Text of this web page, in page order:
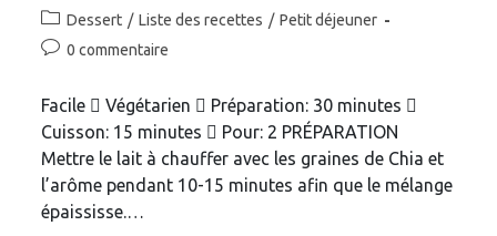
de
publication :
publiée :
Post
category:
Dessert / Liste des recettes / Petit déjeuner
Commentaires
publication :
0 commentaire
Facile  Végétarien  Préparation: 30 minutes 
Cuisson: 15 minutes  Pour: 2 PRÉPARATION
Mettre le lait à chauffer avec les graines de Chia et
l’arôme pendant 10-15 minutes afin que le mélange
épaississe.…